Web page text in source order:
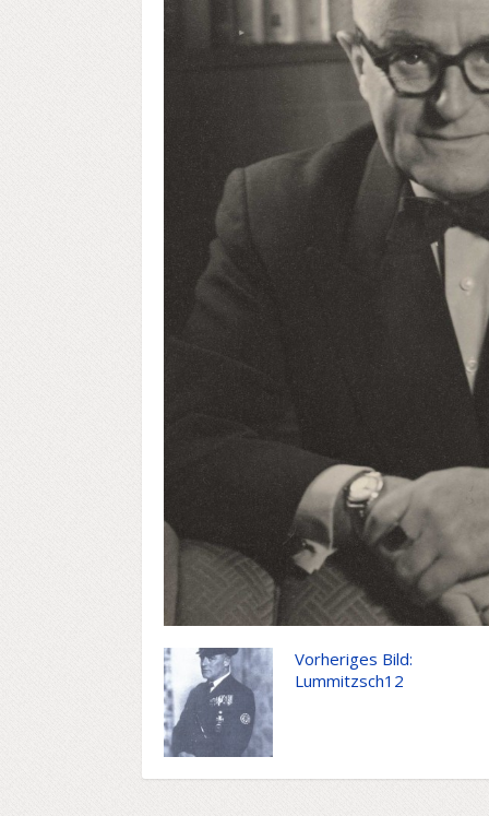
Vorheriges Bild:
Lummitzsch12